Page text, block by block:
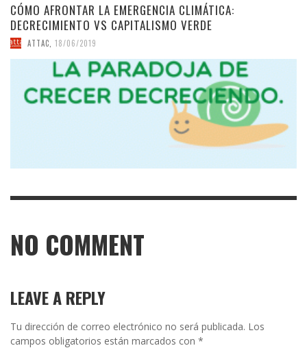
CÓMO AFRONTAR LA EMERGENCIA CLIMÁTICA:
DECRECIMIENTO VS CAPITALISMO VERDE
ATTAC 18/06/2019
NO COMMENT
LEAVE A REPLY
Tu dirección de correo electrónico no será publicada. Los
campos obligatorios están marcados con *